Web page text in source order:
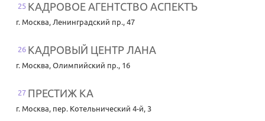
25 КАДРОВОЕ АГЕНТСТВО АСПЕКТЪ
г. Москва, Ленинградский пр., 47
26 КАДРОВЫЙ ЦЕНТР ЛАНА
г. Москва, Олимпийский пр., 16
27 ПРЕСТИЖ КА
г. Москва, пер. Котельнический 4-й, 3